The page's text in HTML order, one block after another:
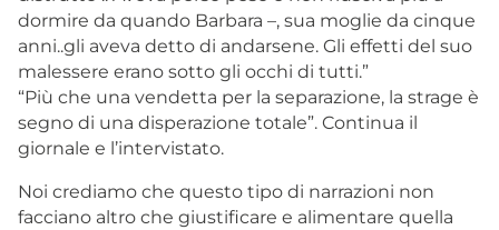
dormire da quando Barbara –, sua moglie da cinque
anni..gli aveva detto di andarsene. Gli effetti del suo
malessere erano sotto gli occhi di tutti.”
“Più che una vendetta per la separazione, la strage è
segno di una disperazione totale”. Continua il
giornale e l’intervistato.
Noi crediamo che questo tipo di narrazioni non
facciano altro che giustificare e alimentare quella